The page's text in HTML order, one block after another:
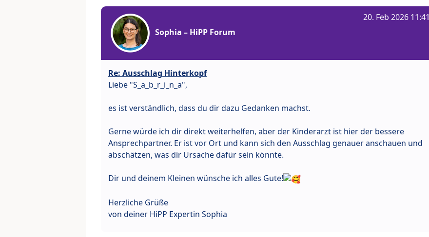
Sophia – HiPP Forum
20. Feb 2026 11:41
Re: Ausschlag Hinterkopf
Liebe "S_a_b_r_i_n_a",
es ist verständlich, dass du dir dazu Gedanken machst.
Gerne würde ich dir direkt weiterhelfen, aber der Kinderarzt ist hier der bessere
Ansprechpartner. Er ist vor Ort und kann sich den Ausschlag genauer anschauen und
abschätzen, was dir Ursache dafür sein könnte.
Dir und deinem Kleinen wünsche ich alles Gute!
Herzliche Grüße
von deiner HiPP Expertin Sophia